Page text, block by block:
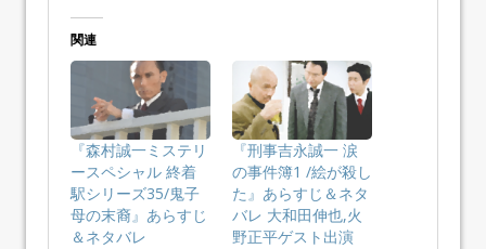
関連
『森村誠一ミステリ
ースペシャル 終着
駅シリーズ35/鬼子
母の末裔』あらすじ
＆ネタバレ
『刑事吉永誠一 涙
の事件簿1 /絵が殺し
た』あらすじ＆ネタ
バレ 大和田伸也,火
野正平ゲスト出演